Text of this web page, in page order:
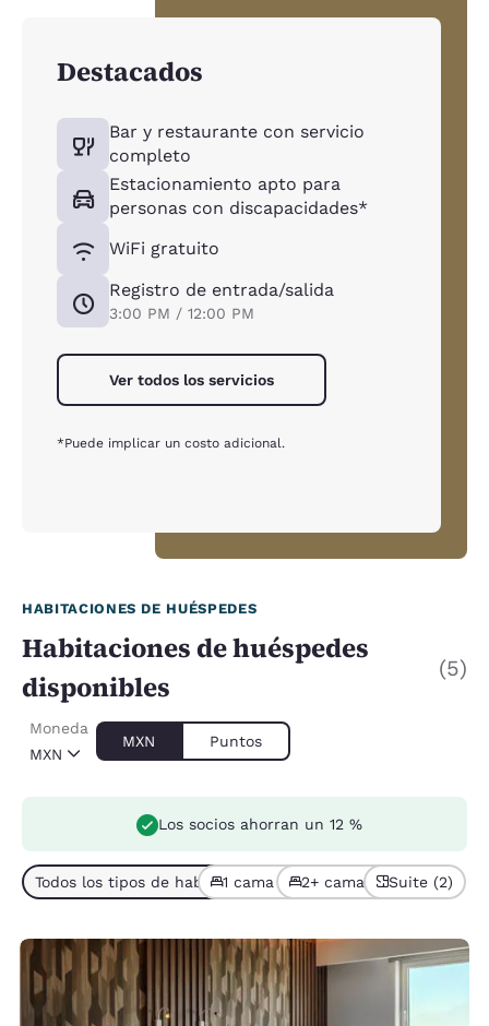
Destacados
Bar y restaurante con servicio
completo
Estacionamiento apto para
personas con discapacidades*
WiFi gratuito
Registro de entrada/salida
3:00 PM / 12:00 PM
Ver todos los servicios
*Puede implicar un costo adicional.
HABITACIONES DE HUÉSPEDES
Habitaciones de huéspedes
disponibles
(5)
MXN
Moneda
MXN Puntos
Los socios ahorran un 12 %
Todos los tipos de habitación (5)
1 cama (3)2+ camas (2)Suite (2)